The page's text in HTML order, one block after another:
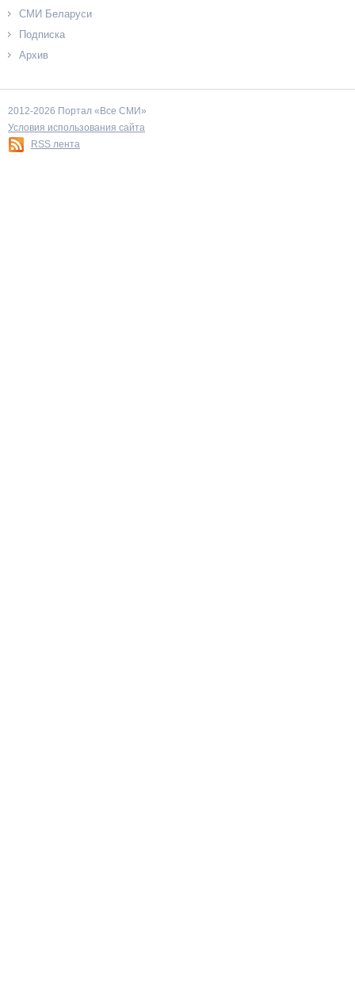
СМИ Беларуси
Подписка
Архив
2012-2026 Портал «Все СМИ»
Условия использования сайта
RSS лента